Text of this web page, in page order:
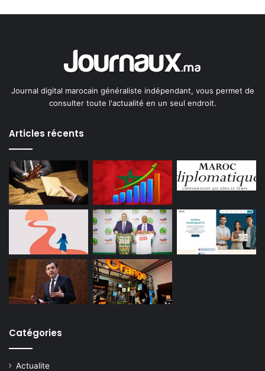
Journal digital marocain généraliste indépendant, vous permet de
consulter toute l'actualité en un seul endroit.
Articles récents
Catégories
Actualite